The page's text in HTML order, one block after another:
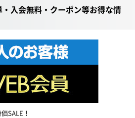
入会無料・クーポン等お得な情
SALE！